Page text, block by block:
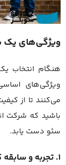
ویژگی‌های یک
هنگام انتخاب
ویژگی‌های
می‌کنند تا از
باشید که شرکت
سئو دست یابد.
1. تجربه و سابقه کاری در پروژه‌های موفق سئو